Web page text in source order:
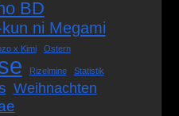
BD
ni Megami
x Kimi Ostern
Rizelmine Statistik
Weihnachten